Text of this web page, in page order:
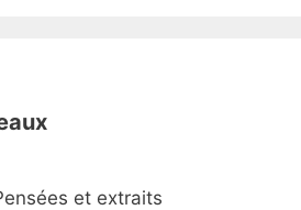
et extraits